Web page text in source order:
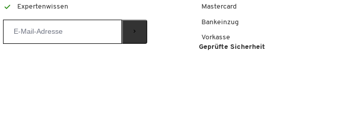
Expertenwissen Mastercard
Bankeinzug
Vorkasse
Geprüfte Sicherheit